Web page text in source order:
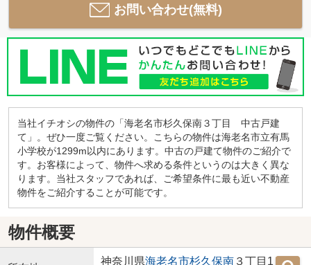
お問い合わせ(無料)
当社イチオシの物件の「海老名市杉久保南３丁目 中古戸建
て」。ぜひ一度ご覧ください。こちらの物件は海老名市立有馬
小学校が1299m以内にあります。中古の戸建て物件のご紹介で
す。お客様によって、物件へ求める条件というのは大きく異な
ります。当社スタッフであれば、ご希望条件に最も近い不動産
物件をご紹介することが可能です。
物件概要
神奈川県海老名市杉久保南３丁目1